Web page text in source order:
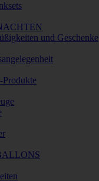
und Geschenke
Produkte